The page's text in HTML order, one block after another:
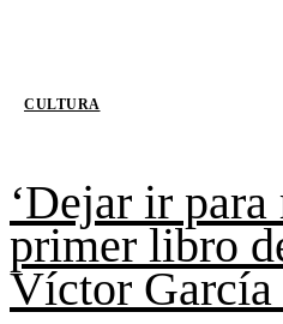
CULTURA
‘Dejar ir para
primer libro
Víctor García